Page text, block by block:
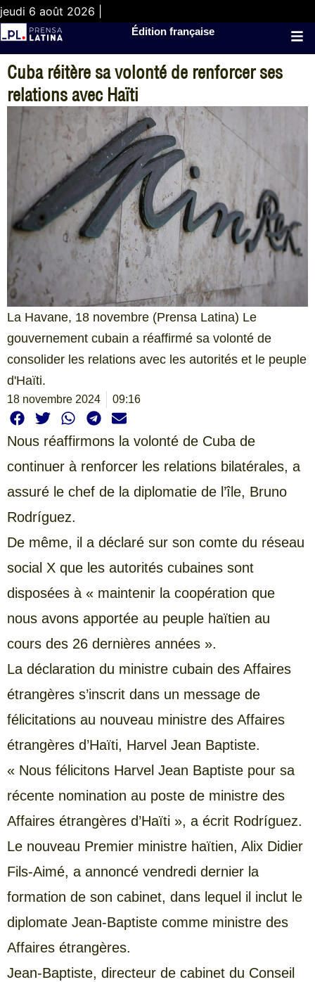
jeudi 6 août 2026 |
Édition française
Cuba réitère sa volonté de renforcer ses
relations avec Haïti
La Havane, 18 novembre (Prensa Latina) Le
gouvernement cubain a réaffirmé sa volonté de
consolider les relations avec les autorités et le peuple
d'Haïti.
18 novembre 2024 09:16
Nous réaffirmons la volonté de Cuba de
continuer à renforcer les relations bilatérales, a
assuré le chef de la diplomatie de l’île, Bruno
Rodríguez.
De même, il a déclaré sur son comte du réseau
social X que les autorités cubaines sont
disposées à « maintenir la coopération que
nous avons apportée au peuple haïtien au
cours des 26 dernières années ».
La déclaration du ministre cubain des Affaires
étrangères s’inscrit dans un message de
félicitations au nouveau ministre des Affaires
étrangères d’Haïti, Harvel Jean Baptiste.
« Nous félicitons Harvel Jean Baptiste pour sa
récente nomination au poste de ministre des
Affaires étrangères d’Haïti », a écrit Rodríguez.
Le nouveau Premier ministre haïtien, Alix Didier
Fils-Aimé, a annoncé vendredi dernier la
formation de son cabinet, dans lequel il inclut le
diplomate Jean-Baptiste comme ministre des
Affaires étrangères.
Jean-Baptiste, directeur de cabinet du Conseil